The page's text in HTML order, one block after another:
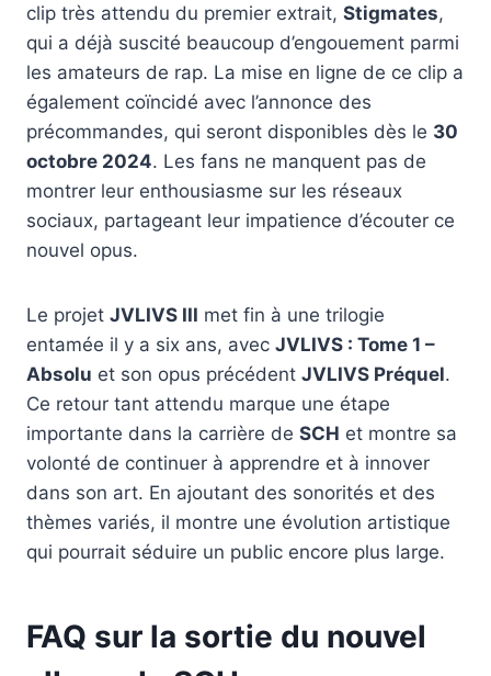
clip très attendu du premier extrait, Stigmates,
qui a déjà suscité beaucoup d’engouement parmi
les amateurs de rap. La mise en ligne de ce clip a
également coïncidé avec l’annonce des
précommandes, qui seront disponibles dès le 30
octobre 2024. Les fans ne manquent pas de
montrer leur enthousiasme sur les réseaux
sociaux, partageant leur impatience d’écouter ce
nouvel opus.
Le projet JVLIVS III met fin à une trilogie
entamée il y a six ans, avec JVLIVS : Tome 1 –
Absolu et son opus précédent JVLIVS Préquel.
Ce retour tant attendu marque une étape
importante dans la carrière de SCH et montre sa
volonté de continuer à apprendre et à innover
dans son art. En ajoutant des sonorités et des
thèmes variés, il montre une évolution artistique
qui pourrait séduire un public encore plus large.
FAQ sur la sortie du nouvel